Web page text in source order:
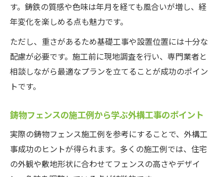
す。鋳鉄の質感や色味は年月を経ても風合いが増し、経
年変化を楽しめる点も魅力です。
ただし、重さがあるため基礎工事や設置位置には十分な
配慮が必要です。施工前に現地調査を行い、専門業者と
相談しながら最適なプランを立てることが成功のポイン
トです。
鋳物フェンスの施工例から学ぶ外構工事のポイント
実際の鋳物フェンス施工例を参考にすることで、外構工
事成功のヒントが得られます。多くの施工例では、住宅
の外観や敷地形状に合わせてフェンスの高さやデザイ